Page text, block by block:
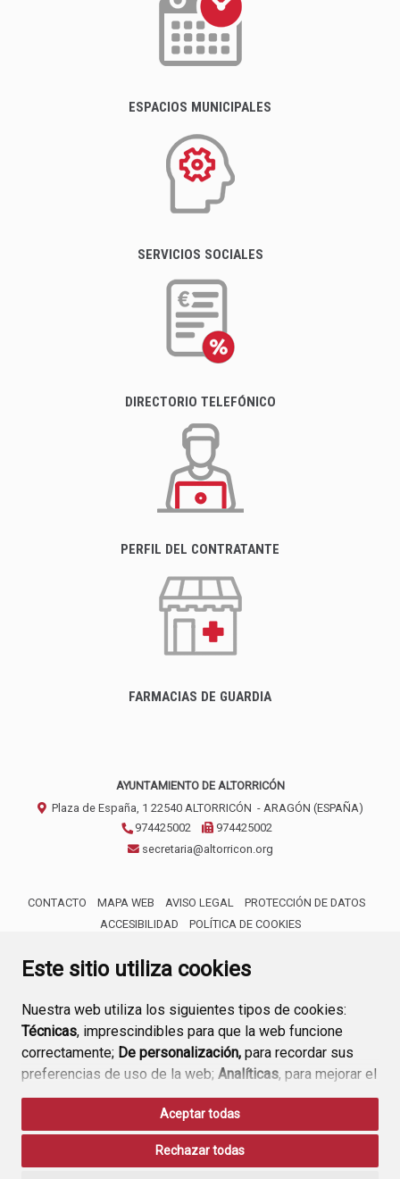
Este sitio utiliza cookies
Nuestra web utiliza los siguientes tipos de cookies:
Técnicas, imprescindibles para que la web funcione
correctamente; De personalización, para recordar sus
preferencias de uso de la web; Analíticas, para mejorar el
funcionamiento de la web y sus servicios.
Si acepta pulsando el botón“Aceptar todas”
consideramos que acepta su uso. Si pulsa el botón
Aceptar todas
Rechazar todas
ESPACIOS MUNICIPALES
SERVICIOS SOCIALES
DIRECTORIO TELEFÓNICO
PERFIL DEL CONTRATANTE
FARMACIAS DE GUARDIA
AYUNTAMIENTO DE ALTORRICÓN
Plaza de España, 1 22540 ALTORRICÓN - ARAGÓN (ESPAÑA)
974425002
974425002
secretaria@altorricon.org
CONTACTO MAPA WEB AVISO LEGAL
PROTECCIÓN DE DATOS
ACCESIBILIDAD
POLÍTICA DE COOKIES